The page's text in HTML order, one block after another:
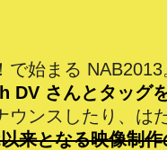
で始まる
DV さんとタッグ
ウンスしたり、は
来となる映像制作